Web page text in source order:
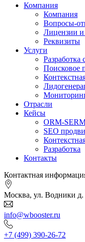
Компания
Компания
Вопросы-
Лицензии
Реквизиты
Услуги
Разработка
Поисковое
Отрасли
Кейсы
ORM-
SEO
Разработка
Контакты
Контактная
Москва, ул. Водники д.
info@wbooster.ru
+7 (499) 390-26-72